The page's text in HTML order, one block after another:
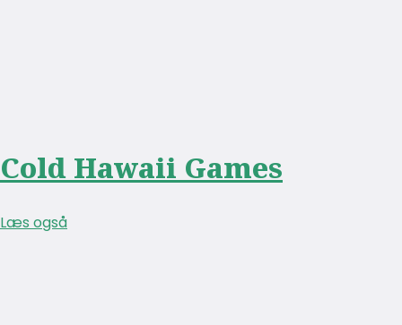
Cold Hawaii Games
Læs også